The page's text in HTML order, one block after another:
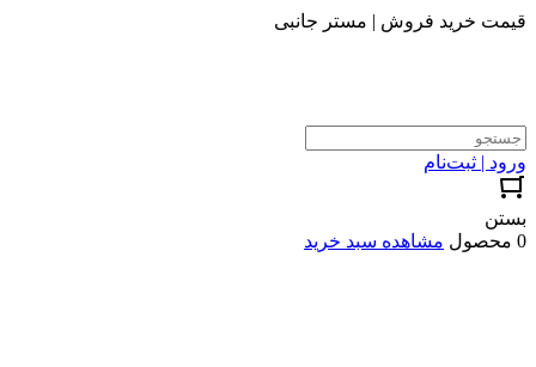
قیمت خرید فروش | مستر جانبی
ورود | ثبت‌نام
بستن
0 محصول
مشاهده سبد خرید